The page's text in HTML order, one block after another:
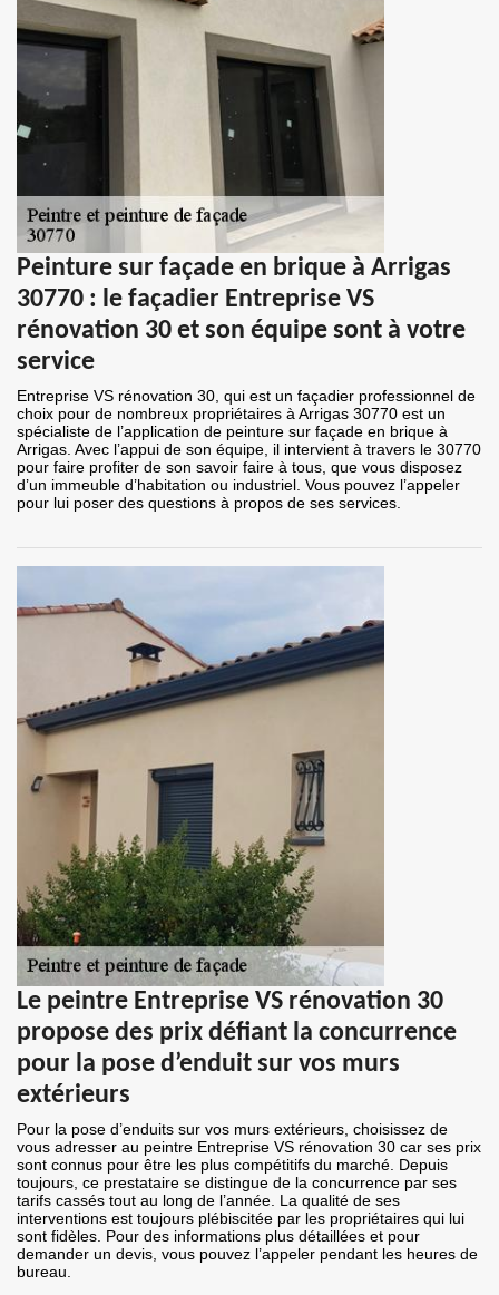
Peinture sur façade en brique à Arrigas
30770 : le façadier Entreprise VS
rénovation 30 et son équipe sont à votre
service
Entreprise VS rénovation 30, qui est un façadier professionnel de
choix pour de nombreux propriétaires à Arrigas 30770 est un
spécialiste de l’application de peinture sur façade en brique à
Arrigas. Avec l’appui de son équipe, il intervient à travers le 30770
pour faire profiter de son savoir faire à tous, que vous disposez
d’un immeuble d’habitation ou industriel. Vous pouvez l’appeler
pour lui poser des questions à propos de ses services.
Le peintre Entreprise VS rénovation 30
propose des prix défiant la concurrence
pour la pose d’enduit sur vos murs
extérieurs
Pour la pose d’enduits sur vos murs extérieurs, choisissez de
vous adresser au peintre Entreprise VS rénovation 30 car ses prix
sont connus pour être les plus compétitifs du marché. Depuis
toujours, ce prestataire se distingue de la concurrence par ses
tarifs cassés tout au long de l’année. La qualité de ses
interventions est toujours plébiscitée par les propriétaires qui lui
sont fidèles. Pour des informations plus détaillées et pour
demander un devis, vous pouvez l’appeler pendant les heures de
bureau.